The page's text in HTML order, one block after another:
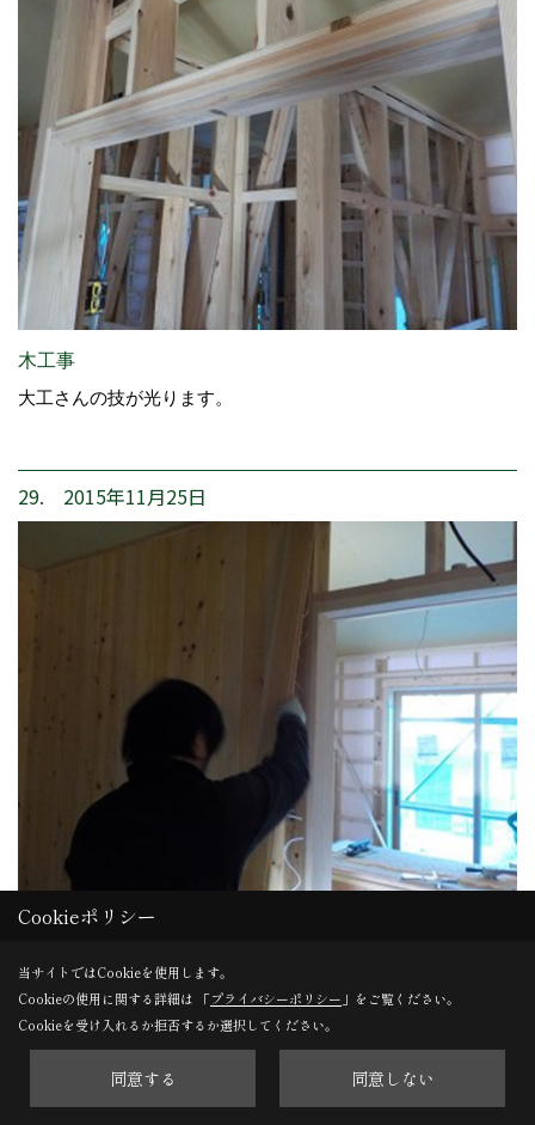
木工事
大工さんの技が光ります。
29. 2015年11月25日
木工事
板張りの様子です。
Cookieポリシー
当サイトではCookieを使用します。
Cookieの使用に関する詳細は 「プライバシーポリシー 」をご覧ください。
Cookieを受け入れるか拒否するか選択してください。
同意する 同意しない